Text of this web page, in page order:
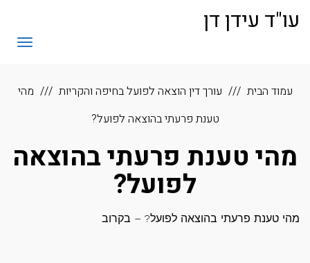
עו"ד עידן דן
עמוד הבית עורך דין הוצאה לפועל בחיפה והקריות
מהי
טענת פרעתי בהוצאה לפועל?
מהי טענת פרעתי בהוצאה
לפועל?
מהי טענת פרעתי בהוצאה לפועל? – בקרוב